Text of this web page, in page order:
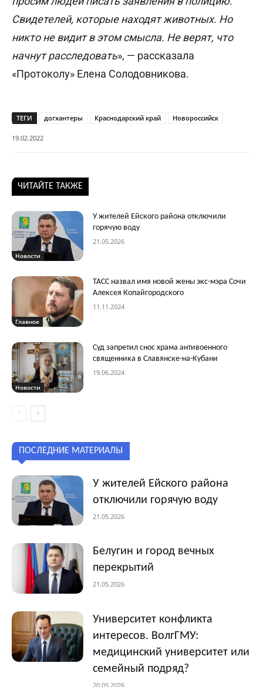
Свидетелей, которые находят животных. Но
никто не видит в этом смысла. Не верят, что
начнут расследовать», — рассказала
«Протоколу» Елена Солодовникова.
ТЕГИ догхантеры Краснодарский край Новороссийск
19.02.2022
ЧИТАЙТЕ ТАКЖЕ
Новости
У жителей Ейского района отключили
горячую воду
21.05.2026
Главное
ТАСС назвал имя новой жены экс-мэра Сочи
Алексея Копайгородского
11.11.2024
Новости
Суд запретил снос храма антивоенного
священника в Славянске-на-Кубани
19.06.2024
ПОСЛЕДНИЕ МАТЕРИАЛЫ
У жителей Ейского района
отключили горячую воду
21.05.2026
Белугин и город вечных
перекрытий
21.05.2026
Университет конфликта
интересов. ВолгГМУ:
медицинский университет или
семейный подряд?
20.05.2026